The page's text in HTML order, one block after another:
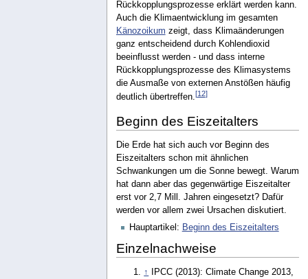
Rückkopplungsprozesse erklärt werden kann.
Auch die Klimaentwicklung im gesamten
Känozoikum zeigt, dass Klimaänderungen
ganz entscheidend durch Kohlendioxid
beeinflusst werden - und dass interne
Rückkopplungsprozesse des Klimasystems
die Ausmaße von externen Anstößen häufig
deutlich übertreffen.[12]
Beginn des Eiszeitalters
Die Erde hat sich auch vor Beginn des
Eiszeitalters schon mit ähnlichen
Schwankungen um die Sonne bewegt. Warum
hat dann aber das gegenwärtige Eiszeitalter
erst vor 2,7 Mill. Jahren eingesetzt? Dafür
werden vor allem zwei Ursachen diskutiert.
Hauptartikel: Beginn des Eiszeitalters
Einzelnachweise
↑
IPCC (2013): Climate Change 2013,